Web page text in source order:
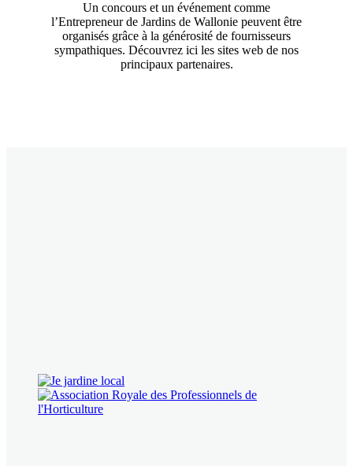
Un concours et un événement comme
l’Entrepreneur de Jardins de Wallonie peuvent être
organisés grâce à la générosité de fournisseurs
sympathiques. Découvrez ici les sites web de nos
principaux partenaires.